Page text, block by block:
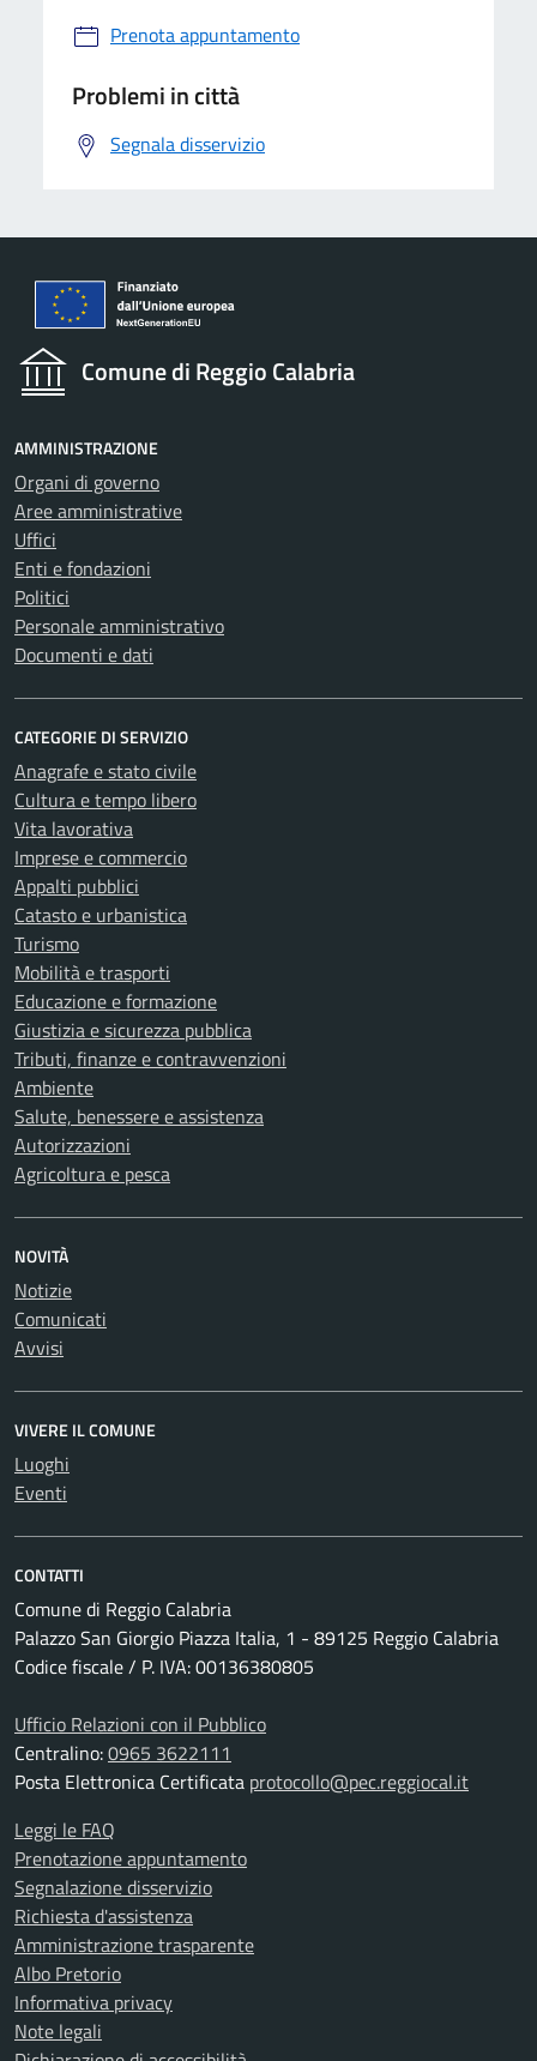
Prenota appuntamento
Problemi in città
Segnala disservizio
Comune di Reggio Calabria
AMMINISTRAZIONE
Organi di governo
Aree amministrative
Uffici
Enti e fondazioni
Politici
Personale amministrativo
Documenti e dati
CATEGORIE DI SERVIZIO
Anagrafe e stato civile
Cultura e tempo libero
Vita lavorativa
Imprese e commercio
Appalti pubblici
Catasto e urbanistica
Turismo
Mobilità e trasporti
Educazione e formazione
Giustizia e sicurezza pubblica
Tributi, finanze e contravvenzioni
Ambiente
Salute, benessere e assistenza
Autorizzazioni
Agricoltura e pesca
NOVITÀ
Notizie
Comunicati
Avvisi
VIVERE IL COMUNE
Luoghi
Eventi
CONTATTI
Comune di Reggio Calabria
Palazzo San Giorgio Piazza Italia, 1 - 89125 Reggio Calabria
Codice fiscale / P. IVA: 00136380805
Ufficio Relazioni con il Pubblico
Centralino:0965 3622111
Posta Elettronica Certificata protocollo@pec.reggiocal.it
Leggi le FAQ
Prenotazione appuntamento
Segnalazione disservizio
Richiesta d'assistenza
Amministrazione trasparente
Albo Pretorio
Informativa privacy
Note legali